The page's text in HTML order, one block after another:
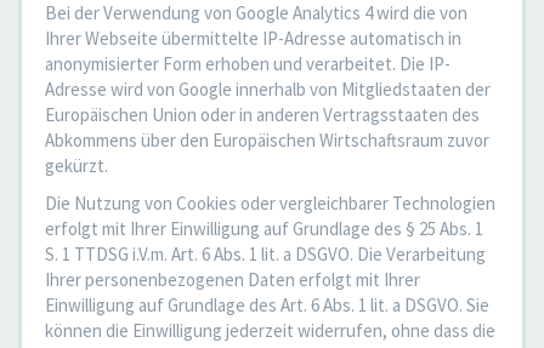
Bei der Verwendung von Google Analytics 4 wird die von
Ihrer Webseite übermittelte IP-Adresse automatisch in
anonymisierter Form erhoben und verarbeitet. Die IP-
Adresse wird von Google innerhalb von Mitgliedstaaten der
Europäischen Union oder in anderen Vertragsstaaten des
Abkommens über den Europäischen Wirtschaftsraum zuvor
gekürzt.
Die Nutzung von Cookies oder vergleichbarer Technologien
erfolgt mit Ihrer Einwilligung auf Grundlage des § 25 Abs. 1
S. 1 TTDSG i.V.m. Art. 6 Abs. 1 lit. a DSGVO. Die Verarbeitung
Ihrer personenbezogenen Daten erfolgt mit Ihrer
Einwilligung auf Grundlage des Art. 6 Abs. 1 lit. a DSGVO. Sie
können die Einwilligung jederzeit widerrufen, ohne dass die